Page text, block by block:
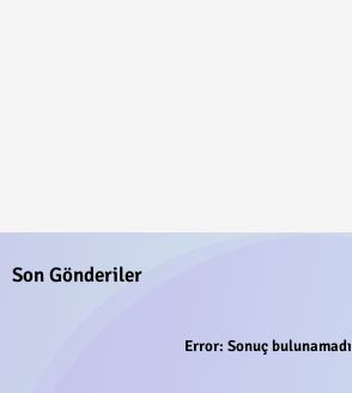
Son Gönderiler
Error: Sonuç bulunamadı